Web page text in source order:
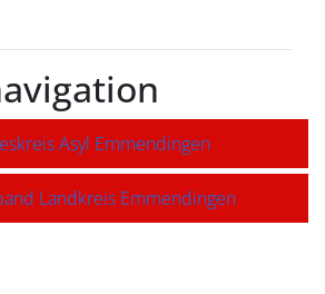
Asyl Emmendingen
Landkreis Emmendingen